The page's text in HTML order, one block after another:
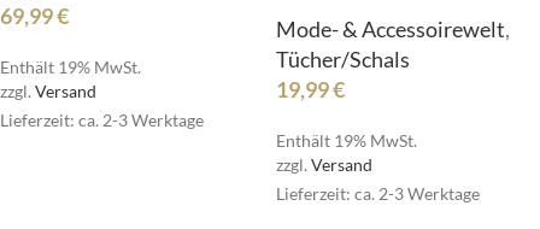
69,99€
Enthält 19% MwSt.
zzgl. Versand
Lieferzeit: ca. 2-3 Werktage
Mode- & Accessoirewelt,
Tücher/Schals
19,99€
Enthält 19% MwSt.
zzgl. Versand
Lieferzeit: ca. 2-3 Werktage